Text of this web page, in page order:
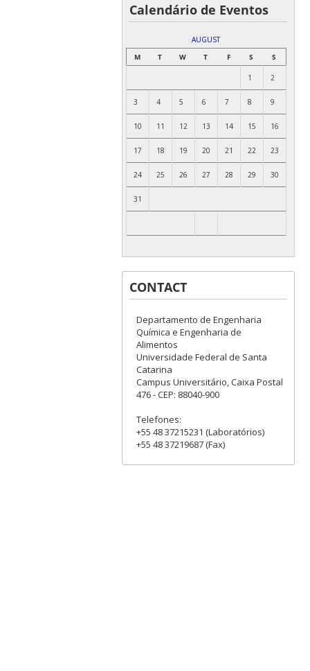
Calendário de Eventos
AUGUST
M
T W T F S S
1 2
3 4 5 6 7 8 9
10 11 12 13 14 15 16
17 18 19 20 21 22 23
24 25 26 27 28 29 30
31
CONTACT
Departamento de Engenharia
Química e Engenharia de
Alimentos
Universidade Federal de Santa
Catarina
Campus Universitário, Caixa Postal
476 - CEP: 88040-900
Telefones:
+55 48 37215231 (Laboratórios)
+55 48 37219687 (Fax)